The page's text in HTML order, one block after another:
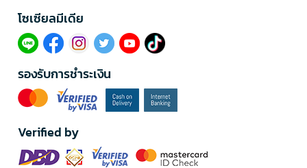
โซเซียลมีเดีย​
รองรับการชำระเงิน
Verified by